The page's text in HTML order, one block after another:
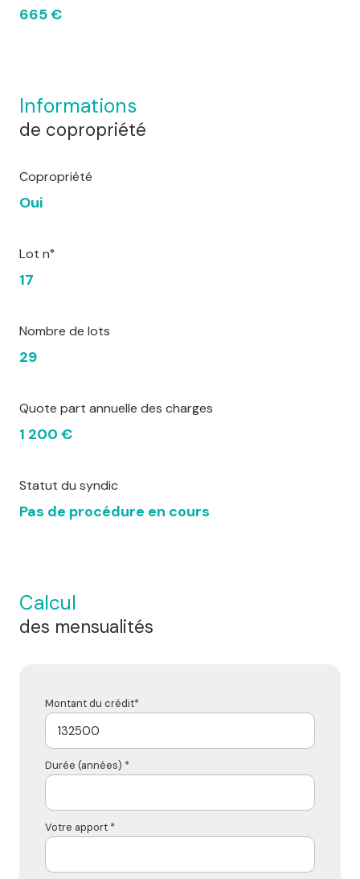
665 €
informations
de copropriété
Copropriété
Oui
Lot n°
17
Nombre de lots
29
Quote part annuelle des charges
1 200 €
Statut du syndic
Pas de procédure en cours
calcul
des mensualités
Montant du crédit*
Durée (années) *
Votre apport *